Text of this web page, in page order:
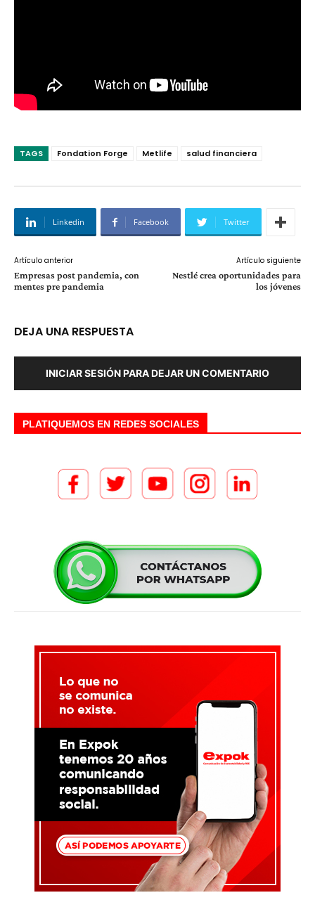
TAGS Fondation Forge Metlife salud financiera
Linkedin Facebook Twitter
Artículo anterior
Empresas post pandemia, con
mentes pre pandemia
Artículo siguiente
Nestlé crea oportunidades para
los jóvenes
DEJA UNA RESPUESTA
INICIAR SESIÓN PARA DEJAR UN COMENTARIO
PLATIQUEMOS EN REDES SOCIALES